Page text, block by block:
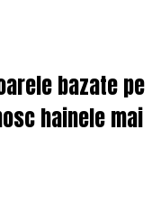
bazate pe
hainele mai